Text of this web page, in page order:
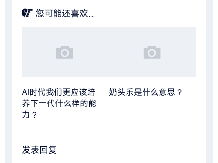
您可能还喜欢...
AI时代我们更应该培
养下一代什么样的能
力？
奶头乐是什么意思？
发表回复